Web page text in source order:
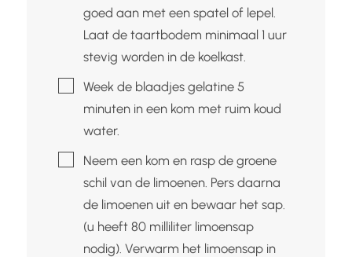
goed aan met een spatel of lepel.
Laat de taartbodem minimaal 1 uur
stevig worden in de koelkast.
▢Week de blaadjes gelatine 5
minuten in een kom met ruim koud
water.
▢Neem een kom en rasp de groene
schil van de limoenen. Pers daarna
de limoenen uit en bewaar het sap.
(u heeft 80 milliliter limoensap
nodig). Verwarm het limoensap in